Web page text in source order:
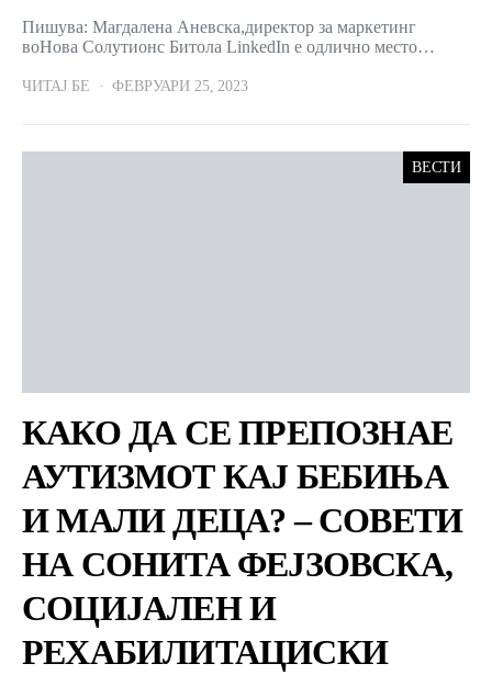
Пишува: Магдалена Аневска,директор за маркетинг
воНова Солутионс Битола LinkedIn е одлично место…
ЧИТАЈ БЕ ФЕВРУАРИ 25, 2023
ВЕСТИ
КАКО ДА СЕ ПРЕПОЗНАЕ
АУТИЗМОТ КАЈ БЕБИЊА
И МАЛИ ДЕЦА? – СОВЕТИ
НА СОНИТА ФЕЈЗОВСКА,
СОЦИЈАЛЕН И
РЕХАБИЛИТАЦИСКИ